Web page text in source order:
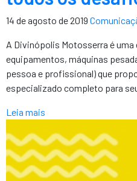
14 de agosto de 2019
A Divinópolis Motosserra é uma
equipamentos, máquinas
pessoa e profissional) que
especializado completo para
Leia mais